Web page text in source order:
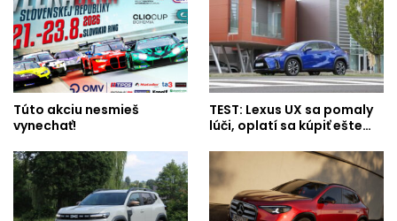
Túto akciu nesmieš
vynechať!
TEST: Lexus UX sa pomaly
lúči, oplatí sa kúpiť ešte…